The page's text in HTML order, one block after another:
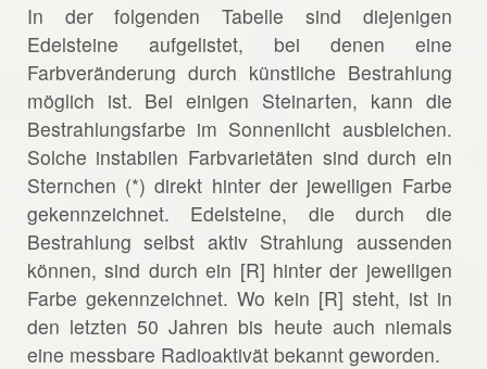
In der folgenden Tabelle sind diejenigen
Edelsteine aufgelistet, bei denen eine
Farbveränderung durch künstliche Bestrahlung
möglich ist. Bei einigen Steinarten, kann die
Bestrahlungsfarbe im Sonnenlicht ausbleichen.
Solche instabilen Farbvarietäten sind durch ein
Sternchen (*) direkt hinter der jeweiligen Farbe
gekennzeichnet. Edelsteine, die durch die
Bestrahlung selbst aktiv Strahlung aussenden
können, sind durch ein [R] hinter der jeweiligen
Farbe gekennzeichnet. Wo kein [R] steht, ist in
den letzten 50 Jahren bis heute auch niemals
eine messbare Radioaktivät bekannt geworden.